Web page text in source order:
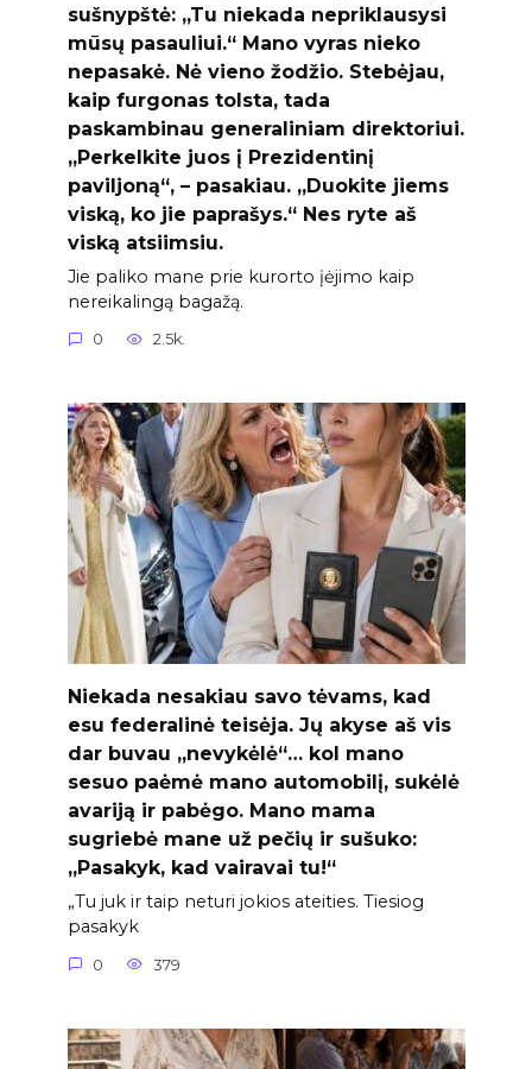
sušnypštė: „Tu niekada nepriklausysi
mūsų pasauliui.“ Mano vyras nieko
nepasakė. Nė vieno žodžio. Stebėjau,
kaip furgonas tolsta, tada
paskambinau generaliniam direktoriui.
„Perkelkite juos į Prezidentinį
paviljoną“, – pasakiau. „Duokite jiems
viską, ko jie paprašys.“ Nes ryte aš
viską atsiimsiu.
Jie paliko mane prie kurorto įėjimo kaip
nereikalingą bagažą.
0 2.5k.
Niekada nesakiau savo tėvams, kad
esu federalinė teisėja. Jų akyse aš vis
dar buvau „nevykėlė“… kol mano
sesuo paėmė mano automobilį, sukėlė
avariją ir pabėgo. Mano mama
sugriebė mane už pečių ir sušuko:
„Pasakyk, kad vairavai tu!“
„Tu juk ir taip neturi jokios ateities. Tiesiog
pasakyk
0 379